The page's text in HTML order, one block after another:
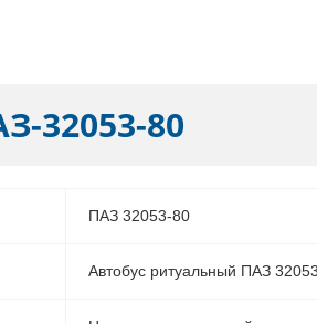
32053-80
ПАЗ 32053-80
Автобус ритуальный ПАЗ